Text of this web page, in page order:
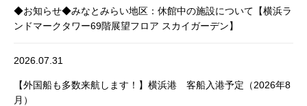
◆お知らせ◆みなとみらい地区：休館中の施設について【横浜ラ
ンドマークタワー69階展望フロア スカイガーデン】
2026.07.31
【外国船も多数来航します！】横浜港 客船入港予定（2026年8
月）